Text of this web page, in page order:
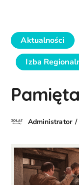
Aktualności
Izba
Administrator